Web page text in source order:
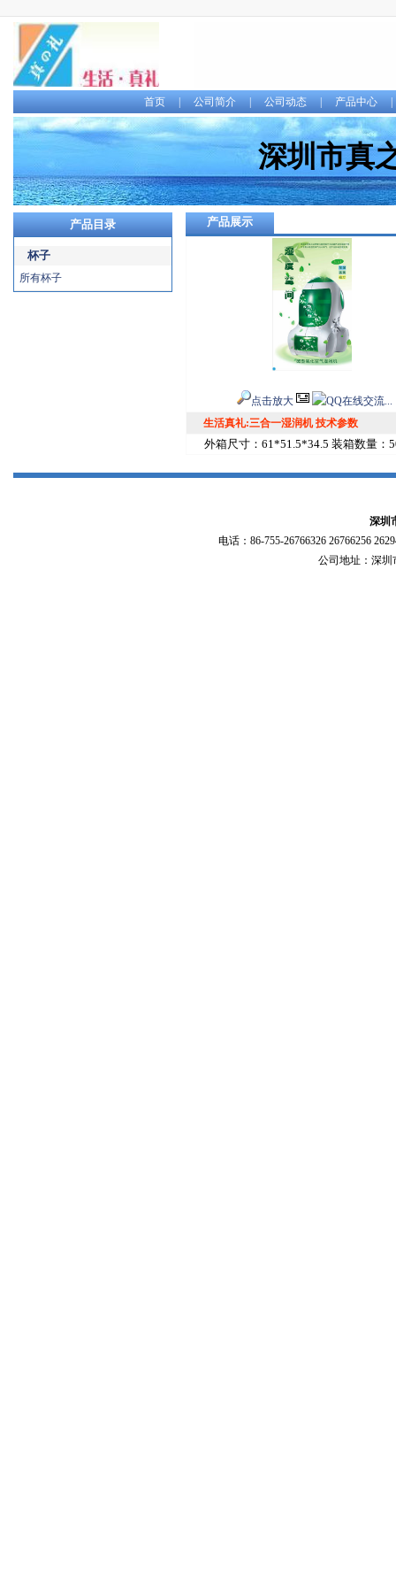
首页 公司简介 公司动态 产品中心
深圳市真
产品目录
杯子
所有杯子
产品展示
点击放大
生活真礼:三合一湿润机 技术参数
外箱尺寸：61*51.5*34.5 装箱数量：
深圳
电话：86-755-26766326 26766256
公司地址：深圳